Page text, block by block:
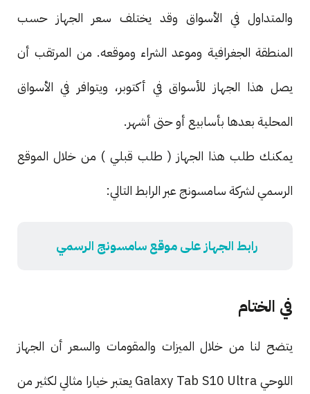
والمتداول في الأسواق وقد يختلف سعر الجهاز حسب
المنطقة الجغرافية وموعد الشراء وموقعه. من المرتقب أن
يصل هذا الجهاز للأسواق في أكتوبر، ويتوافر في الأسواق
المحلية بعدها بأسابيع أو حتى أشهر.
يمكنك طلب هذا الجهاز ( طلب قبلي ) من خلال الموقع
الرسمي لشركة سامسونج عبر الرابط التالي:
رابط الجهاز على موقع سامسونج الرسمي
في الختام
يتضح لنا من خلال الميزات والمقومات والسعر أن الجهاز
اللوحي Galaxy Tab S10 Ultra يعتبر خيارا مثالي لكثير من